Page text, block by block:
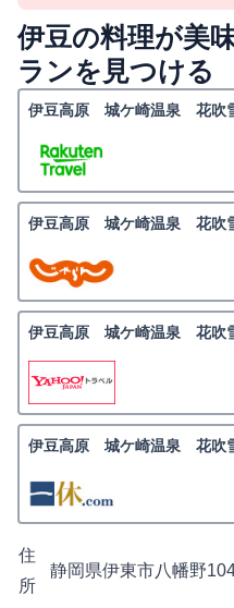
伊豆の料理が美
ランを見つける
伊豆高原 城ケ崎温泉 花吹
伊豆高原 城ケ崎温泉 花吹
伊豆高原 城ケ崎温泉 花吹
伊豆高原 城ケ崎温泉 花吹
住
所
静岡県伊東市八幡野